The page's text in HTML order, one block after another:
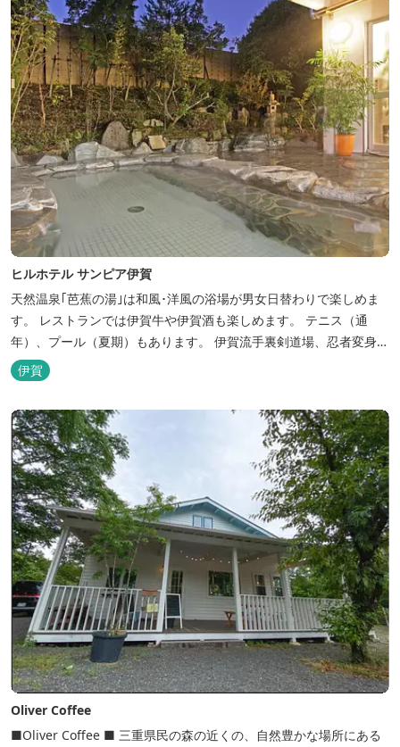
ヒルホテル サンピア伊賀
天然温泉｢芭蕉の湯｣は和風･洋風の浴場が男女日替わりで楽しめま
す。 レストランでは伊賀牛や伊賀酒も楽しめます。 テニス（通
年）、プール（夏期）もあります。 伊賀流手裏剣道場、忍者変身処
を常設しております。 ★ＨＰが新しくなりました！
http://www.hh-sunpia-iga.co.jp ※日替わりランチ、日替わり薬湯
などがタイムリーにチェックできます。
伊賀
Oliver Coffee
■Oliver Coffee ■ 三重県民の森の近くの、自然豊かな場所にある